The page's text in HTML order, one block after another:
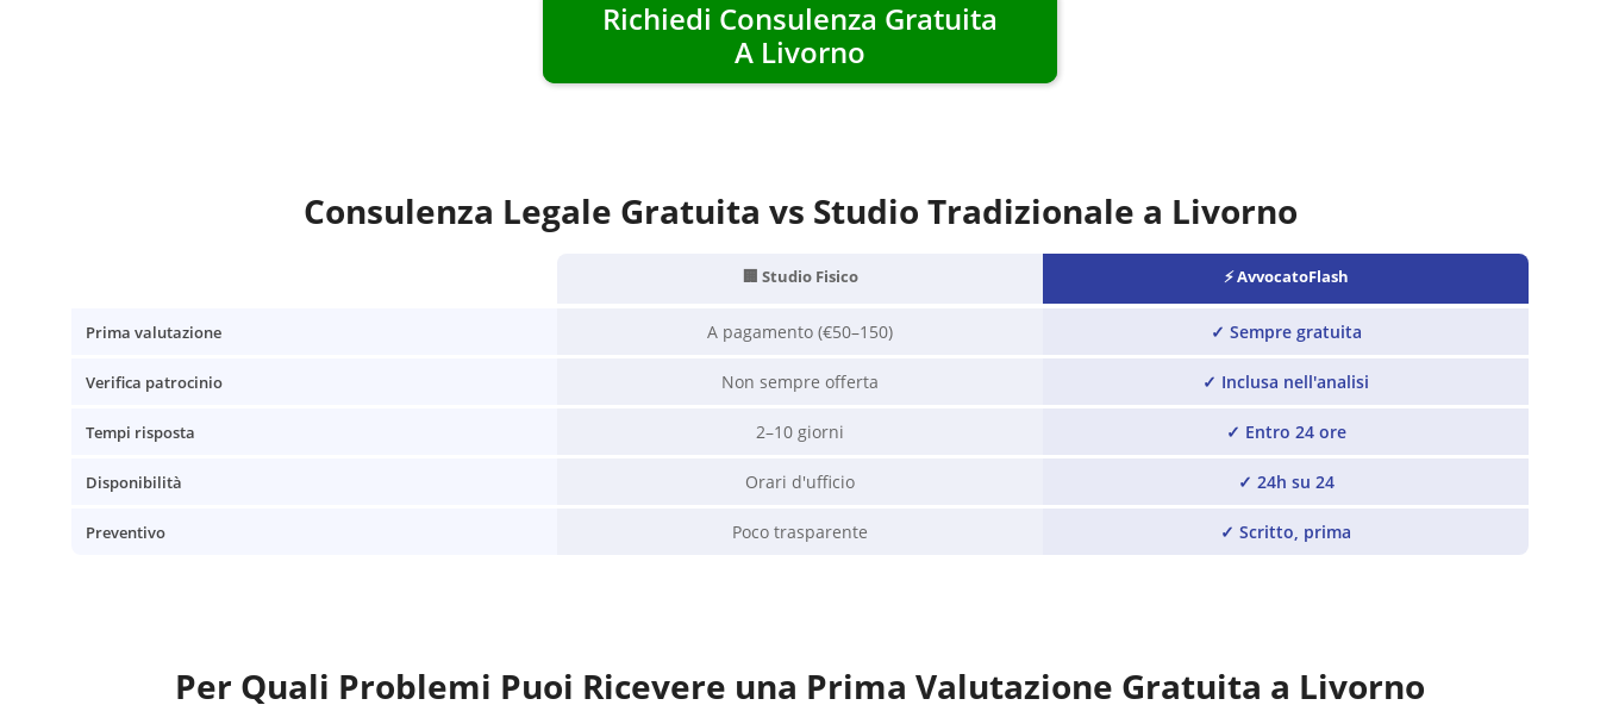
Richiedi Consulenza Gratuita
A Livorno
Consulenza Legale Gratuita vs Studio Tradizionale a Livorno
🏢 Studio Fisico ⚡ AvvocatoFlash
Prima valutazione A pagamento (€50–150) ✓ Sempre gratuita
Verifica patrocinio Non sempre offerta ✓ Inclusa nell'analisi
Tempi risposta 2–10 giorni ✓ Entro 24 ore
Disponibilità Orari d'ufficio ✓ 24h su 24
Preventivo Poco trasparente ✓ Scritto, prima
Per Quali Problemi Puoi Ricevere una Prima Valutazione Gratuita a Livorno